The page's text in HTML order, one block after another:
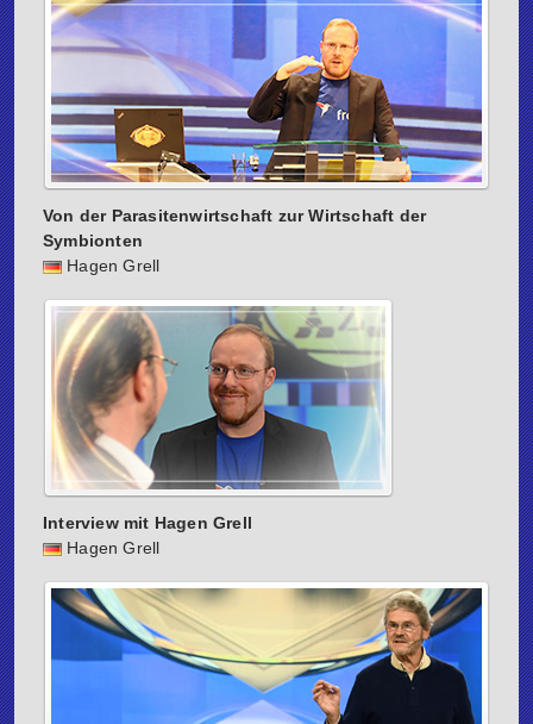
Von der Parasitenwirtschaft zur Wirtschaft der
Symbionten
Hagen Grell
Interview mit Hagen Grell
Hagen Grell